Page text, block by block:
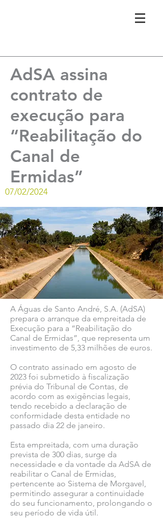
AdSA assina
contrato de
execução para
“Reabilitação do
Canal de
Ermidas”
07/02/2024
A Águas de Santo André, S.A. (AdSA)
prepara o arranque da empreitada de
Execução para a “Reabilitação do
Canal de Ermidas”, que representa um
investimento de 5,33 milhões de euros.
O contrato assinado em agosto de
2023 foi submetido à fiscalização
prévia do Tribunal de Contas, de
acordo com as exigências legais,
tendo recebido a declaração de
conformidade desta entidade no
passado dia 22 de janeiro.
Esta empreitada, com uma duração
prevista de 300 dias, surge da
necessidade e da vontade da AdSA de
reabilitar o Canal de Ermidas,
pertencente ao Sistema de Morgavel,
permitindo assegurar a continuidade
do seu funcionamento, prolongando o
seu período de vida útil.